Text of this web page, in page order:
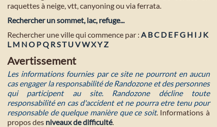
raquettes à neige, vtt, canyoning ou via ferrata.
Rechercher un sommet, lac, refuge...
Rechercher une ville qui commence par : A BC D E FG H I J K
L M NO PQ R ST U VWXY Z
Avertissement
Les informations fournies par ce site ne pourront en aucun
cas engager la responsabilité de Randozone et des personnes
qui participent au site. Randozone décline toute
responsabilité en cas d'accident et ne pourra etre tenu pour
responsable de quelque manière que ce soit. Informations à
propos des niveaux de difficulté.